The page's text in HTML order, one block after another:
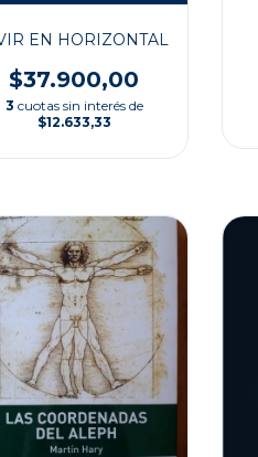
EN HORIZONTAL
$37.900,00
3 cuotas sin interés de
$12.633,33